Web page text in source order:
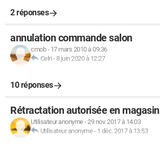
2 réponses
annulation commande salon
cmob- 17 mars 2010 à 09:36
Celri - 8 juin 2020 à 12:27
10 réponses
Rétractation autorisée en magasin
Utilisateur anonyme-29 nov. 2017 à 14:03
Utilisateur anonyme- 1 déc. 2017 à 13:53